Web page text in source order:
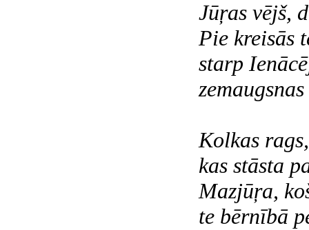
Jūŗas vējš,
Pie kreisās
starp
Kolkas
kas stāsta
Mazjūŗa,
te bērnībā